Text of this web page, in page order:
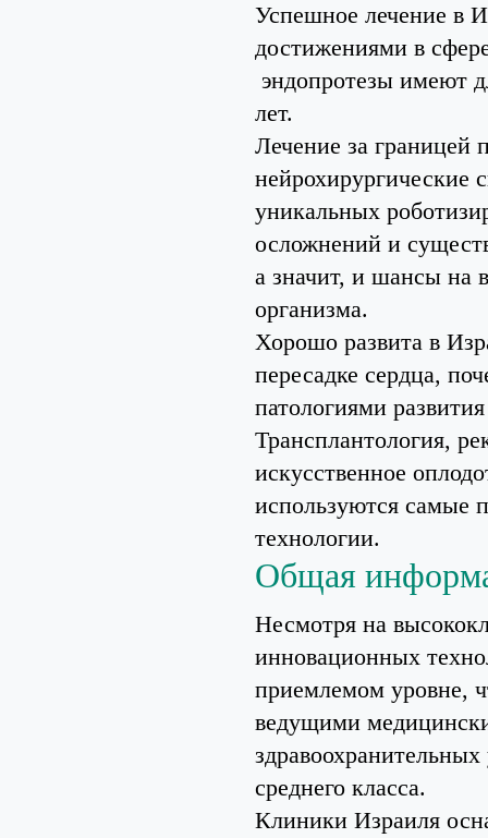
Успешное лечение в
достижениями в
эндопротезы имеют
лет.
Лечение за границей
уникальных
осложнений и
а значит, и шансы на
организма.
Хорошо развита в
пересадке сердца,
патологиями
Трансплантология,
искусственное
используются самые
технологии.
Общая
Несмотря на
инновационных
приемлемом уровне,
ведущими
среднего класса.
Клиники Израиля